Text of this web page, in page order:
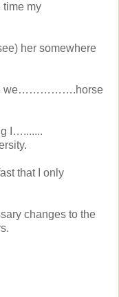
my
her somewhere
we…………….horse
I….......
that I only
changes to the